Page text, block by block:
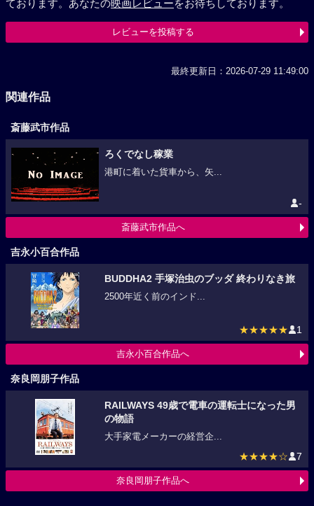
ております。あなたの映画レビューをお待ちしております。
レビューを投稿する
最終更新日：2026-07-29 11:49:00
関連作品
斎藤武市作品
ろくでなし稼業
港町に着いた貨車から、矢...
-
斎藤武市作品へ
吉永小百合作品
BUDDHA2 手塚治虫のブッダ 終わりなき旅
2500年近く前のインド...
★★★★★ 1
吉永小百合作品へ
奈良岡朋子作品
RAILWAYS 49歳で電車の運転士になった男
の物語
大手家電メーカーの経営企...
★★★★☆ 7
奈良岡朋子作品へ